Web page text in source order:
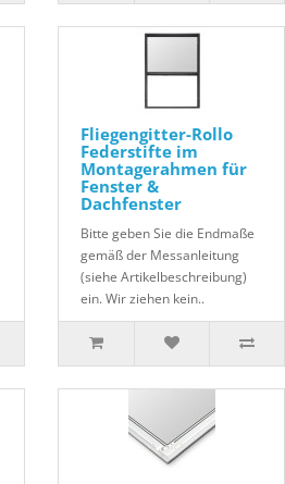
Fliegengitter-Rollo
Federstifte im
Montagerahmen für
Fenster &
Dachfenster
Bitte geben Sie die Endmaße
gemäß der Messanleitung
(siehe Artikelbeschreibung)
ein. Wir ziehen kein..